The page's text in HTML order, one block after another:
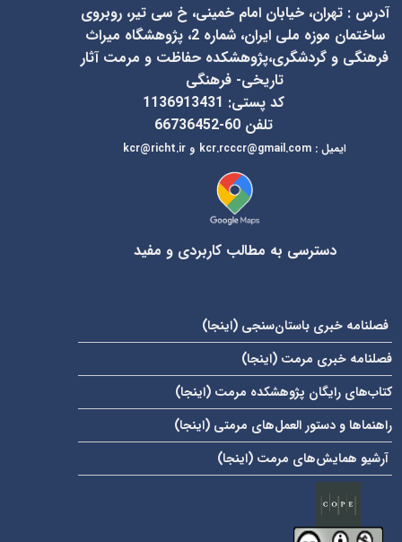
آدرس : تهران، خیابان امام خمینی، خ سی تیر، روبروی
ساختمان موزه ملی ایران، شماره 2، پژوهشگاه میراث
فرهنگی و گردشگری،پژوهشکده حفاظت و مرمت آثار
تاریخی- فرهنگی
کد پستی: 1136913431
تلفن 60-66736452
ایمیل:
kcr@richt.ir و kcr.rcccr@gmail.com
دسترسی به مطالب کاربردی و مفید
فصلنامه خبری باستان‌سنجی ( اینجا)
فصلنامه خبری مرمت ( اینجا)
کتاب‌های رایگان پژوهشکده مرمت ( اینجا)
راهنماها و دستور العمل‌های مرمتی ( اینجا)
آرشیو همایش‌های مرمت ( اینجا)